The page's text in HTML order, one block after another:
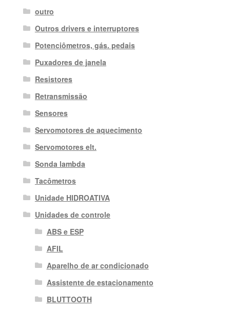
outro
Outros drivers e interruptores
Potenciômetros, gás. pedais
Puxadores de janela
Resistores
Retransmissão
Sensores
Servomotores de aquecimento
Servomotores elt.
Sonda lambda
Tacômetros
Unidade HIDROATIVA
Unidades de controle
ABS e ESP
AFIL
Aparelho de ar condicionado
Assistente de estacionamento
BLUTTOOTH